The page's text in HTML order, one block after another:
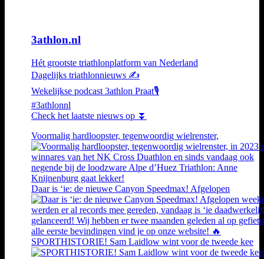
3athlon.nl
Hét grootste triathlonplatform van Nederland
Dagelijks triathlonnieuws ✍️
Wekelijkse podcast 3athlon Praat🎙️
#3athlonnl
Check het laatste nieuws op ⏬
Voormalig hardloopster, tegenwoordig wielrenster,
Daar is ‘ie: de nieuwe Canyon Speedmax! Afgelopen
SPORTHISTORIE! Sam Laidlow wint voor de tweede kee